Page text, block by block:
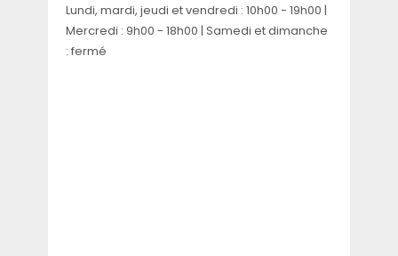
Lundi, mardi, jeudi et vendredi : 10h00 - 19h00 |
Mercredi : 9h00 - 18h00 | Samedi et dimanche
: fermé